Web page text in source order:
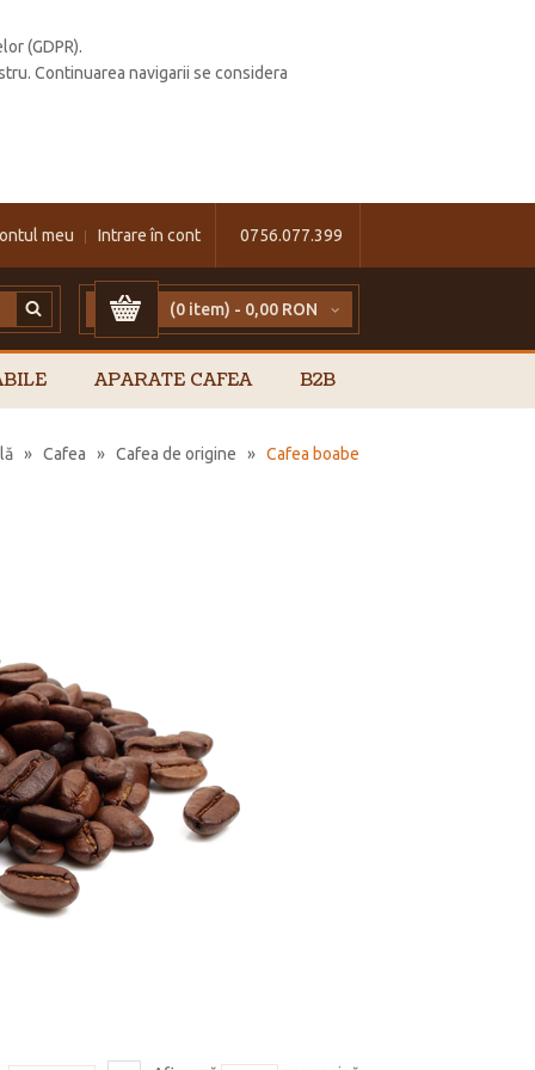
(GDPR).
Continuarea navigarii se considera
0756.077.399
meu Intrare în cont
(0 item) - 0,00 RON
APARATE CAFEA B2B
» Cafea » Cafea de origine » Cafea boabe